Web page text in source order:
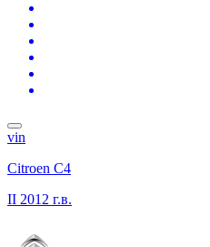
vin
Citroen C4
II 2012 г.в.